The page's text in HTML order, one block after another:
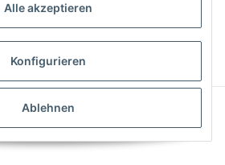
Alle akzeptieren
Konfigurieren
Ablehnen
JTL-Shop|AVIA JTL-Shop Template